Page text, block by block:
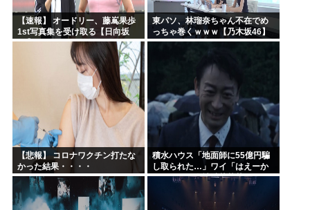
【速報】 オードリー、藤嶌果歩
1st写真集を受け取る【日向坂
46】
東パソ、林瑠奈ちゃん不在でめ
っちゃ巻くｗｗｗ【乃木坂46】
【悲報】 コロナワクチン打たな
かった結果・・・・
積水ハウス「地面師に55億円騙
し取られた…」ワイ「はえーか
わいそう…会社滅茶苦茶やろな